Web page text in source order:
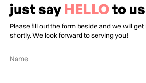
just say HELLOto
Please fill out the form beside and we will
shortly. We look forward to serving you!